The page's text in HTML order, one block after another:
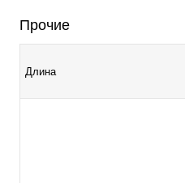
Прочие
Длина